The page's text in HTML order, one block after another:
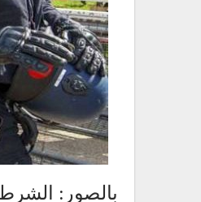
بالصور: